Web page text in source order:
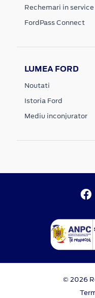
Rechemari in service
FordPass Connect
LUMEA FORD
Noutati
Istoria Ford
Mediu inconjurator
© 2026